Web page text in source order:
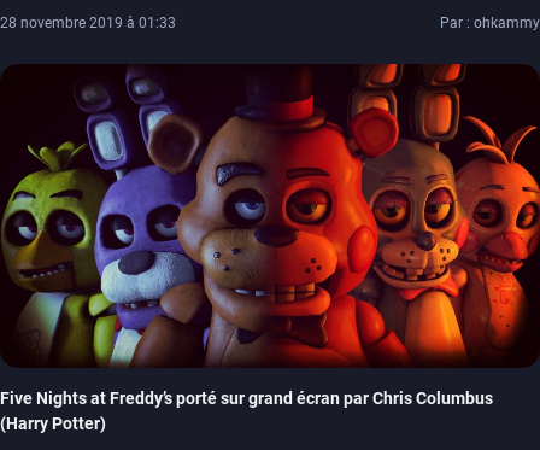
28 novembre 2019 à 01:33 Par : ohkammy
Five Nights at Freddy’s porté sur grand écran par Chris Columbus
(Harry Potter)